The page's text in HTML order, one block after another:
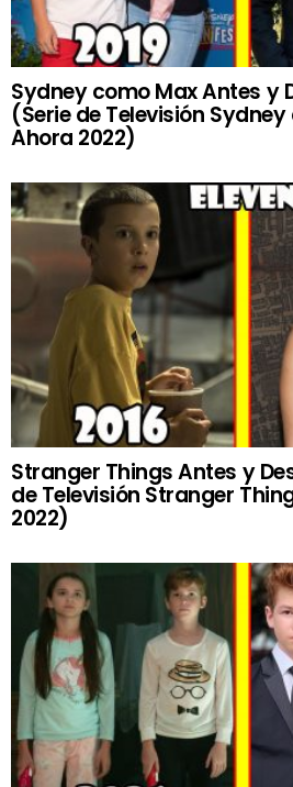
Sydney como Max Antes y
(Serie de Televisión
Ahora 2022)
Stranger Things Antes y
de Televisión Stranger
2022)